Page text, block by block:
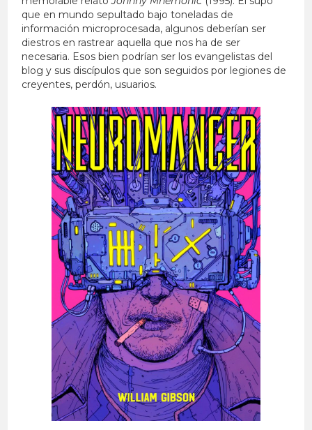
que en mundo sepultado bajo toneladas de
información microprocesada, algunos deberían ser
diestros en rastrear aquella que nos ha de ser
necesaria. Esos bien podrían ser los evangelistas del
blog y sus discípulos que son seguidos por legiones de
creyentes, perdón, usuarios.